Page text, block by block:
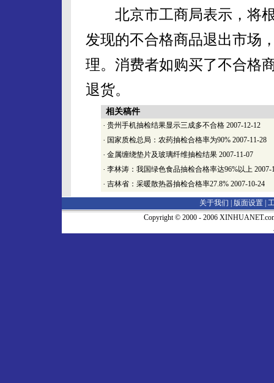
北京市工商局表示，将根
发现的不合格商品退出市场
理。消费者如购买了不合格
退货。
相关稿件
· 贵州手机抽检结果显示三成多不合格 2007-12-12
· 国家质检总局：农药抽检合格率为90% 2007-11-28
· 金属缠绕垫片及玻璃纤维抽检结果 2007-11-07
· 李林涛：我国绿色食品抽检合格率达96%以上 2007-
· 吉林省：采暖散热器抽检合格率27.8% 2007-10-24
关于我们 | 版面设置
Copyright © 2000 - 2006